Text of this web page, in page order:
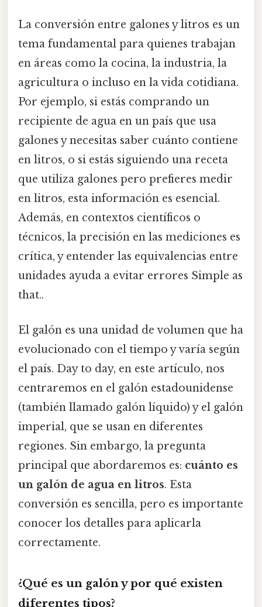
La conversión entre galones y litros es un
tema fundamental para quienes trabajan
en áreas como la cocina, la industria, la
agricultura o incluso en la vida cotidiana.
Por ejemplo, si estás comprando un
recipiente de agua en un país que usa
galones y necesitas saber cuánto contiene
en litros, o si estás siguiendo una receta
que utiliza galones pero prefieres medir
en litros, esta información es esencial.
Además, en contextos científicos o
técnicos, la precisión en las mediciones es
crítica, y entender las equivalencias entre
unidades ayuda a evitar errores Simple as
that..
El galón es una unidad de volumen que ha
evolucionado con el tiempo y varía según
el país. Day to day, en este artículo, nos
centraremos en el galón estadounidense
(también llamado galón líquido) y el galón
imperial, que se usan en diferentes
regiones. Sin embargo, la pregunta
principal que abordaremos es: cuánto es
un galón de agua en litros. Esta
conversión es sencilla, pero es importante
conocer los detalles para aplicarla
correctamente.
¿Qué es un galón y por qué existen
diferentes tipos?